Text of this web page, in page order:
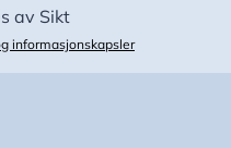
av Sikt
informasjonskapsler